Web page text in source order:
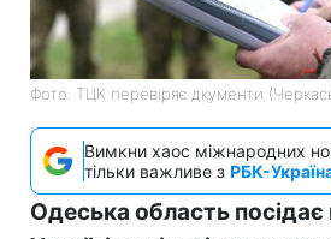
Фото: ТЦК перевіряє дкументи
Вимкни хаос міжнародних
тільки важливе з РБК-
Одеська область